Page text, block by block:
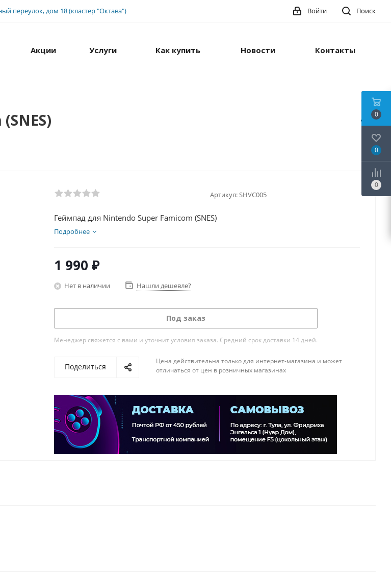
переулок, дом 18 (кластер "Октава") Поиск
Войти
Акции Услуги Как купить Новости Контакты
Артикул: SHVC005
Геймпад для Nintendo Super Famicom (SNES)
Подробнее
1 990 ₽
Нет в наличии Нашли дешевле?
Под заказ
Менеджер свяжется с вами и уточнит условия заказа. Средний срок доставки 14 дней.
Поделиться
Цена действительна только для интернет-магазина и может
отличаться от цен в розничных магазинах
0
0
0